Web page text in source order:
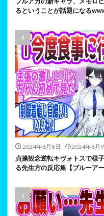
るということが話題になる
2024年8月8日 2024年8月
貞操観念逆転キヴォトスで様
る先生方の反応集【ブルーア